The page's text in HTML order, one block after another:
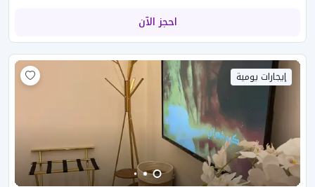
احجز الآن
إيجارات يومية